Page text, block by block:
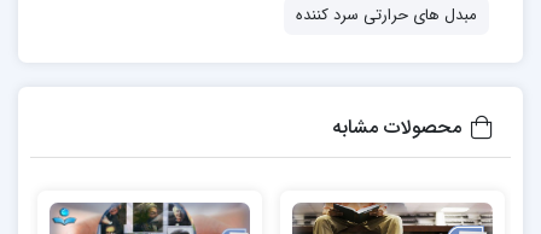
مبدل های حرارتی سرد کننده
محصولات مشابه